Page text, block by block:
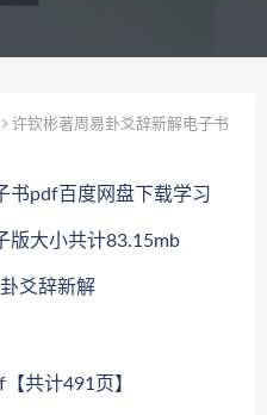
许钦彬著周易卦爻辞新解电子书
书pdf百度网盘下载学习
版大小共计83.15mb
爻辞新解
共计491页】